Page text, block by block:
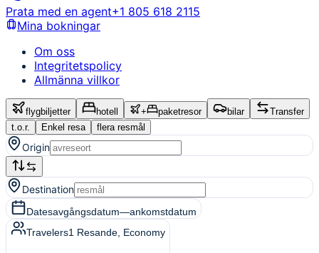
Prata med en agent+1 805 618 2115
Mina bokningar
Om oss
Integritetspolicy
Allmänna villkor
flygbiljetter hotell + paketresor bilar
Transfer
t.o.r.
Enkel resa flera resmål
Origin
Destination
Datesavgångsdatum—ankomstdatum
Travelers1 Resande , Economy